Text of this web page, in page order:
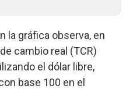
la gráfica observa, en
cambio real (TCR)
el dólar libre,
base 100 en el